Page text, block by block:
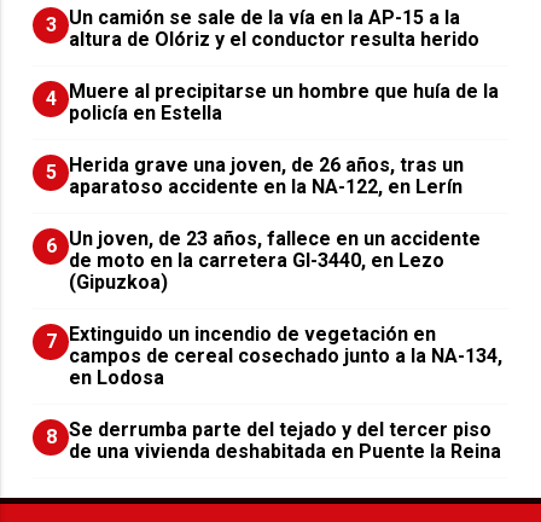
3 Un camión se sale de la vía en la AP-15 a la
altura de Olóriz y el conductor resulta herido
4 Muere al precipitarse un hombre que huía de la
policía en Estella
5 Herida grave una joven, de 26 años, tras un
aparatoso accidente en la NA-122, en Lerín
6 Un joven, de 23 años, fallece en un accidente
de moto en la carretera GI-3440, en Lezo
(Gipuzkoa)
7 Extinguido un incendio de vegetación en
campos de cereal cosechado junto a la NA-134,
en Lodosa
8 Se derrumba parte del tejado y del tercer piso
de una vivienda deshabitada en Puente la Reina